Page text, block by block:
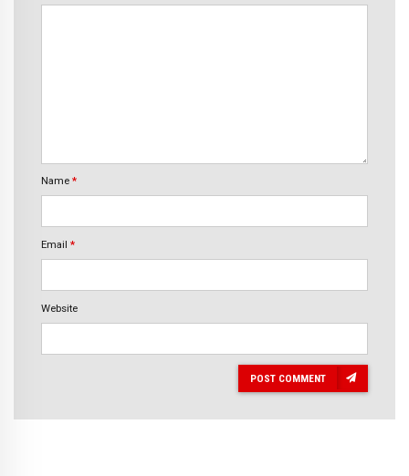
Name *
Email *
Website
POST COMMENT